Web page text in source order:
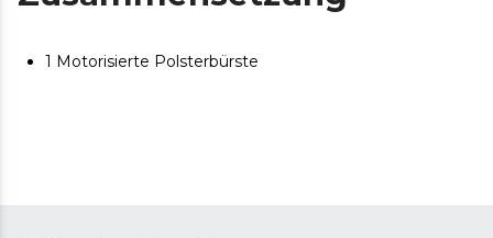
1 Motorisierte Polsterbürste